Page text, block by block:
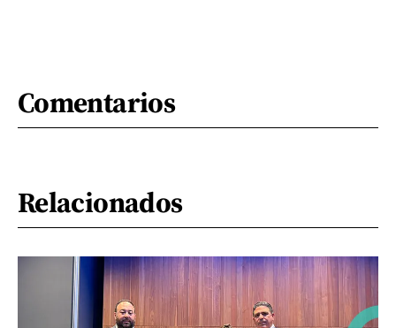
Comentarios
Relacionados